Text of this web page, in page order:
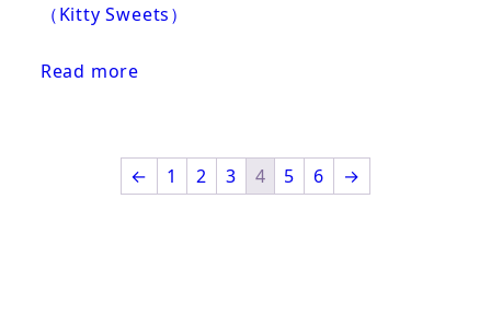
（Kitty Sweets）
Read more
← 1 2 3 4 5 6 →